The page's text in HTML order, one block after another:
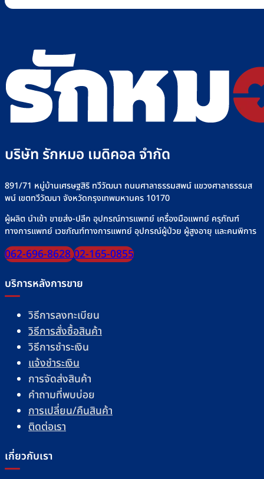
บริษัท รักหมอ เมดิคอล จำกัด
891/71 หมู่บ้านเศรษฐสิริ ทวีวัฒนา ถนนศาลาธรรมสพน์ แขวงศาลาธรรมส
พน์ เขตทวีวัฒนา จังหวัดกรุงเทพมหานคร 10170
ผู้ผลิต นำเข้า ขายส่ง-ปลีก อุปกรณ์การแพทย์ เครื่องมือแพทย์ ครุภัณฑ์
ทางการแพทย์ เวชภัณฑ์ทางการแพทย์ อุปกรณ์ผู้ป่วย ผู้สูงอายุ และคนพิการ
062-696-862802-165-0855
บริการหลังการขาย
วิธีการลงทะเบียน
วิธีการสั่งซื้อสินค้า
วิธีการชำระเงิน
แจ้งชำระเงิน
การจัดส่งสินค้า
คำถามที่พบบ่อย
การเปลี่ยน/คืนสินค้า
ติดต่อเรา
เกี่ยวกับเรา